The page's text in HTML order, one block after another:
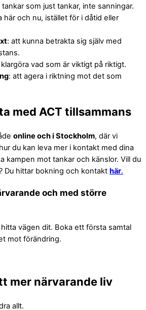
tankar som just tankar, inte sanningar.
här och nu, istället för i dåtid eller
: att kunna betrakta sig själv med
vad som är viktigt på riktigt.
: att agera i riktning mot det som
med ACT tillsammans
online och i Stockholm, där vi
du kan leva mer i kontakt med dina
kampen mot tankar och känslor. Vill du
Du hittar bokning och kontakt här.
och med större
vägen dit. Boka ett första samtal
mot förändring.
mer närvarande liv
allt.